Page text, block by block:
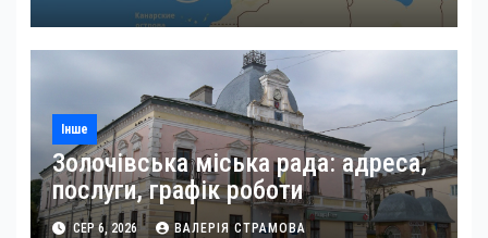
Інше
Золочівська міська рада: адреса,
послуги, графік роботи
СЕР 6, 2026 ВАЛЕРІЯ СТРАМОВА